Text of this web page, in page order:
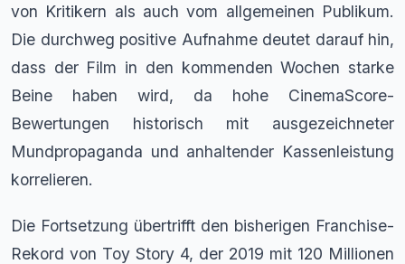
von Kritikern als auch vom allgemeinen Publikum.
Die durchweg positive Aufnahme deutet darauf hin,
dass der Film in den kommenden Wochen starke
Beine haben wird, da hohe CinemaScore-
Bewertungen historisch mit ausgezeichneter
Mundpropaganda und anhaltender Kassenleistung
korrelieren.
Die Fortsetzung übertrifft den bisherigen Franchise-
Rekord von Toy Story 4, der 2019 mit 120 Millionen